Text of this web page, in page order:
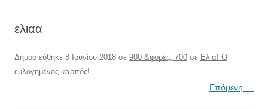
ελιαα
Δημοσιεύθηκε 8 Ιουνίου 2018 σε 900 &φορές; 700 σε Ελιά! Ο
ευλογημένος καρπός!
Επόμενη →